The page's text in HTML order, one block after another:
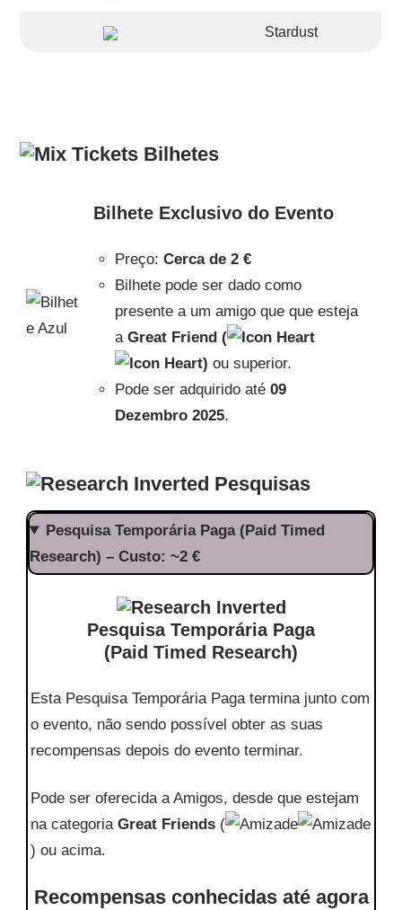
Stardust
Bilhetes
Bilhete Exclusivo do Evento
Preço: Cerca de 2 €
Bilhete pode ser dado como
presente a um amigo que que esteja
a Great Friend (
) ou superior.
Pode ser adquirido até 09
Dezembro 2025.
Pesquisas
Pesquisa Temporária Paga (Paid Timed
Research) – Custo: ~2 €
Pesquisa Temporária Paga
(Paid Timed Research)
Esta Pesquisa Temporária Paga termina junto com
o evento, não sendo possível obter as suas
recompensas depois do evento terminar.
Pode ser oferecida a Amigos, desde que estejam
na categoriaGreat Friends (
) ou acima.
Recompensas conhecidas até agora